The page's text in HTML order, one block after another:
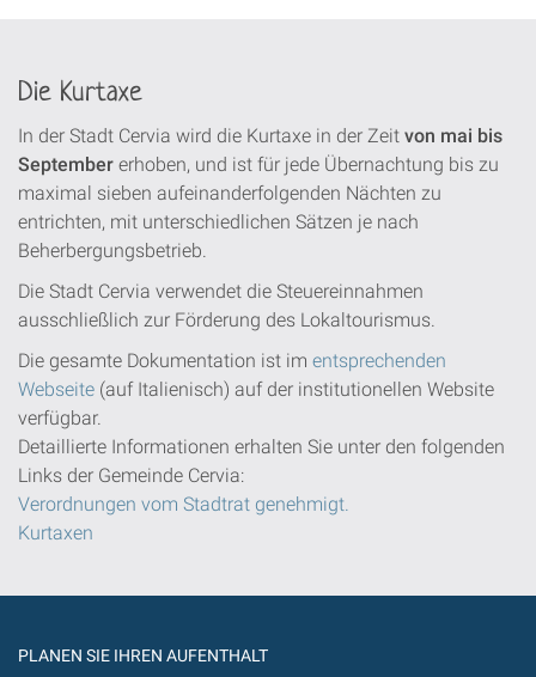
Die Kurtaxe
In der Stadt Cervia wird die Kurtaxe in der Zeit von mai bis
September erhoben, und ist für jede Übernachtung bis zu
maximal sieben aufeinanderfolgenden Nächten zu
entrichten, mit unterschiedlichen Sätzen je nach
Beherbergungsbetrieb.
Die Stadt Cervia verwendet die Steuereinnahmen
ausschließlich zur Förderung des Lokaltourismus.
Die gesamte Dokumentation ist im entsprechenden
Webseite (auf Italienisch) auf der institutionellen Website
verfügbar.
Detaillierte Informationen erhalten Sie unter den folgenden
Links der Gemeinde Cervia:
Verordnungen vom Stadtrat genehmigt.
Kurtaxen
PLANEN SIE IHREN AUFENTHALT